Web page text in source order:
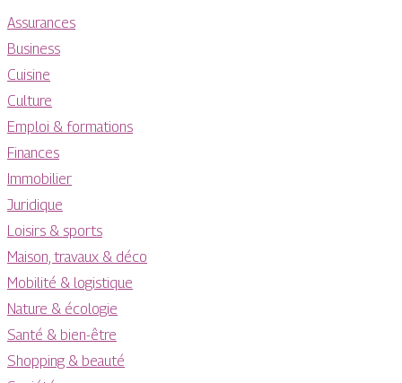
Assurances
Business
Cuisine
Culture
Emploi & formations
Finances
Immobilier
Juridique
Loisirs & sports
Maison, travaux & déco
Mobilité & logistique
Nature & écologie
Santé & bien-être
Shopping & beauté